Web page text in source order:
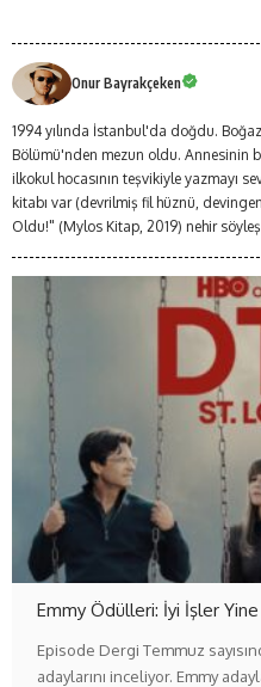
Onur Bayrakçeken
1994 yılında İstanbul'da doğdu.
Bölümü'nden mezun oldu. Annesinin
ilkokul hocasının teşvikiyle yazmayı
kitabı var (devrilmiş fil hüznü,
Oldu!" (Mylos Kitap, 2019) nehir söyleşi
Emmy Ödülleri: İyi İşler
Episode Dergi Temmuz
adaylarını inceliyor. Emmy